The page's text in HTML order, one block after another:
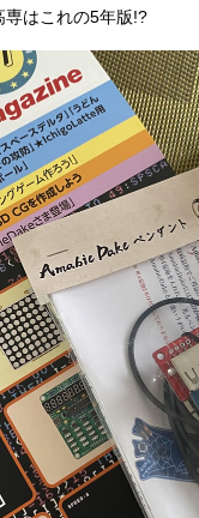
専はこれの5年版!?